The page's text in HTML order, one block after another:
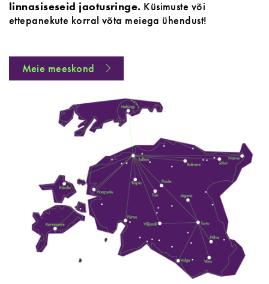
linnasiseseid jaotusringe. Küsimuste või
ettepanekute korral võta meiega ühendust!
Meie meeskond